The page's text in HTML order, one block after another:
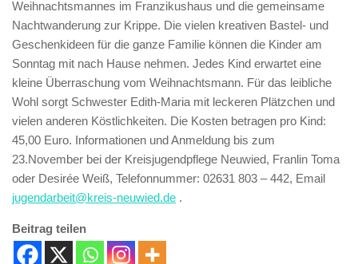
Weihnachtsmannes im Franzikushaus und die gemeinsame
Nachtwanderung zur Krippe. Die vielen kreativen Bastel- und
Geschenkideen für die ganze Familie können die Kinder am
Sonntag mit nach Hause nehmen. Jedes Kind erwartet eine
kleine Überraschung vom Weihnachtsmann. Für das leibliche
Wohl sorgt Schwester Edith-Maria mit leckeren Plätzchen und
vielen anderen Köstlichkeiten. Die Kosten betragen pro Kind:
45,00 Euro. Informationen und Anmeldung bis zum
23.November bei der Kreisjugendpflege Neuwied, Franlin Toma
oder Desirée Weiß, Telefonnummer: 02631 803 – 442, Email
jugendarbeit@kreis-neuwied.de .
Beitrag teilen